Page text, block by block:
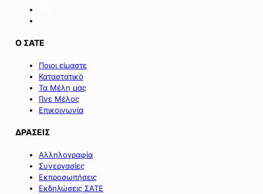
Ο ΣΑΤΕ
Ποιοι είμαστε
Καταστατικό
Τα Μέλη μας
Γίνε Μέλος
Επικοινωνία
ΔΡΑΣΕΙΣ
Αλληλογραφία
Συνεργασίες
Εκπροσωπήσεις
Εκδηλώσεις ΣΑΤΕ